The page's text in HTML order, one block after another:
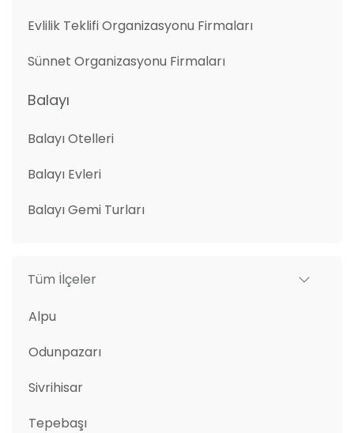
Evlilik Teklifi Organizasyonu Firmaları
Sünnet Organizasyonu Firmaları
Balayı
Balayı Otelleri
Balayı Evleri
Balayı Gemi Turları
Tüm İlçeler
Alpu
Odunpazarı
Sivrihisar
Tepebaşı